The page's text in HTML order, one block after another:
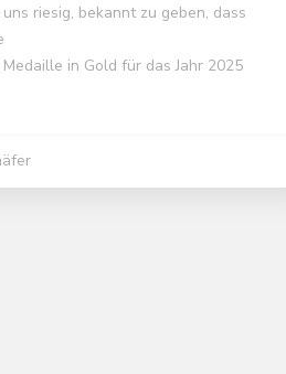
riesig, bekannt zu geben, dass
Medaille in Gold für das Jahr 2025